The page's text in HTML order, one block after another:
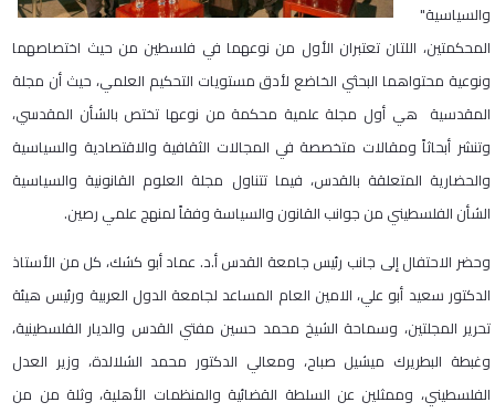
والسياسية"
المحكمتين، اللتان تعتبران الأول من نوعهما في فلسطين من حيث اختصاصهما
ونوعية محتواهما البحثي الخاضع لأدق مستويات التحكيم العلمي، حيث أن مجلة
المقدسية هي أول مجلة علمية محكمة من نوعها تختص بالشأن المقدسي،
وتنشر أبحاثاً ومقالات متخصصة في المجالات الثقافية والاقتصادية والسياسية
والحضارية المتعلقة بالقدس، فيما تتناول مجلة العلوم القانونية والسياسية
الشأن الفلسطيني من جوانب القانون والسياسة وفقاً لمنهج علمي رصين.
وحضر الاحتفال إلى جانب رئيس جامعة القدس أ.د. عماد أبو كشك، كل من الأستاذ
الدكتور سعيد أبو علي، الامين العام المساعد لجامعة الدول العربية ورئيس هيئة
تحرير المجلتين، وسماحة الشيخ محمد حسين مفتي القدس والديار الفلسطينية،
وغبطة البطريرك ميشيل صباح، ومعالي الدكتور محمد الشلالدة، وزير العدل
الفلسطيني، وممثلين عن السلطة القضائية والمنظمات الأهلية، وثلة من من